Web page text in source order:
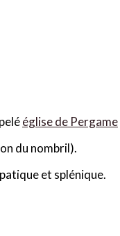
église de Pergame
du nombril).
et splénique.